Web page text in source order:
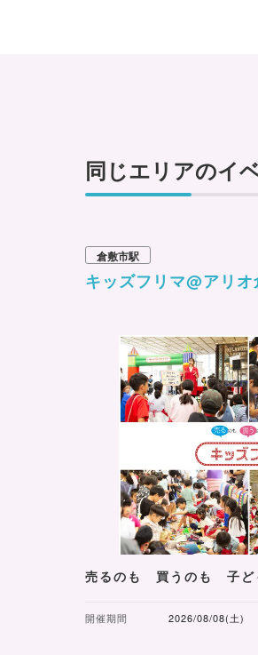
同じエリアのイ
倉敷市駅
キッズフリマ@アリオ
売るのも 買うのも 子ど
開催期間 2026/08/08(土)